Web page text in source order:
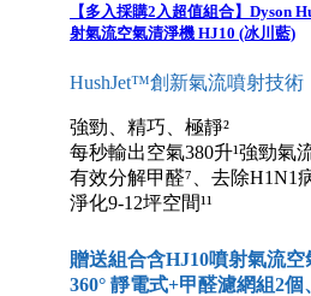
【多入採購2入超值組合】Dyson
射氣流空氣清淨機 HJ10 (冰川藍)
HushJet™創新氣流噴射技術
強勁、精巧、極靜²
每秒輸出空氣380升¹強勁氣
有效分解甲醛⁷、去除H1N1
淨化9-12坪空間¹¹
贈送組合含HJ10噴射氣流空
360° 靜電式+甲醛濾網組2